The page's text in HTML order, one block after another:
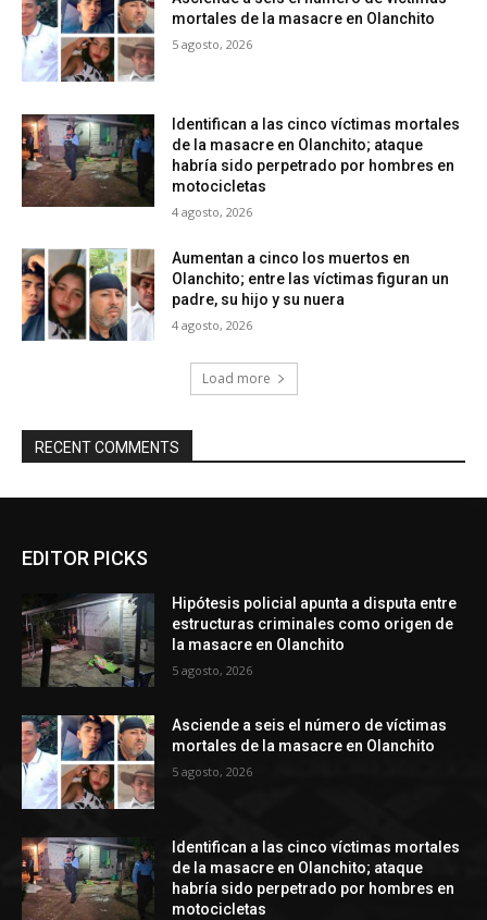
mortales de la masacre en Olanchito
5 agosto, 2026
Identifican a las cinco víctimas mortales
de la masacre en Olanchito; ataque
habría sido perpetrado por hombres en
motocicletas
4 agosto, 2026
Aumentan a cinco los muertos en
Olanchito; entre las víctimas figuran un
padre, su hijo y su nuera
4 agosto, 2026
Load more
RECENT COMMENTS
EDITOR PICKS
Hipótesis policial apunta a disputa entre
estructuras criminales como origen de
la masacre en Olanchito
5 agosto, 2026
Asciende a seis el número de víctimas
mortales de la masacre en Olanchito
5 agosto, 2026
Identifican a las cinco víctimas mortales
de la masacre en Olanchito; ataque
habría sido perpetrado por hombres en
motocicletas